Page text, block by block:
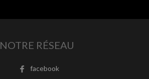
NOTRE RÉSEAU
facebook